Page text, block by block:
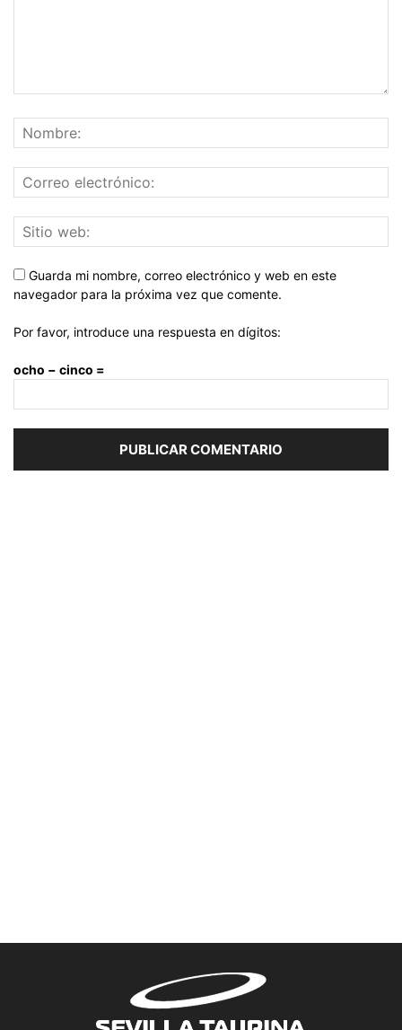
Guarda mi nombre, correo electrónico y web en este
navegador para la próxima vez que comente.
Por favor, introduce una respuesta en dígitos:
ocho − cinco =